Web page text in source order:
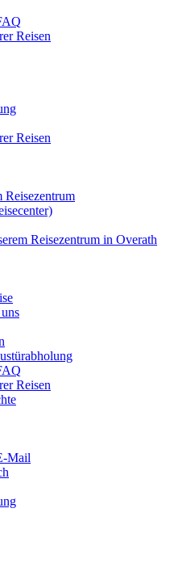
Reisen
Reisen
Reisezentrum
Reisezentrum in Overath
Reisen
Mail